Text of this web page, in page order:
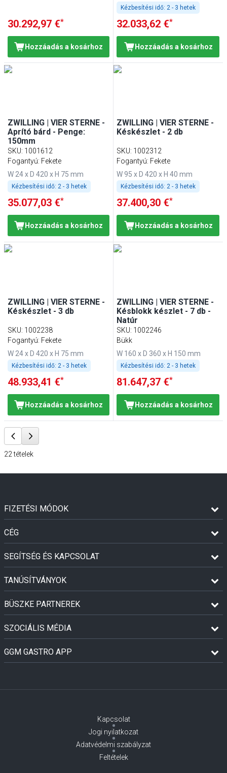
30.292,97 €*
Hozzáadás a kosárhoz
Kézbesítési idő: 2 - 3 hetek
32.033,62 €*
Hozzáadás a kosárhoz
ZWILLING | VIER STERNE -
Aprító bárd - Penge:
150mm
SKU: 1001612
Fogantyú: Fekete
W 24 x D 420 x H 75 mm
Kézbesítési idő: 2 - 3 hetek
35.077,03 €*
Hozzáadás a kosárhoz
ZWILLING | VIER STERNE -
Késkészlet - 2 db
SKU: 1002312
Fogantyú: Fekete
W 95 x D 420 x H 40 mm
Kézbesítési idő: 2 - 3 hetek
37.400,30 €*
Hozzáadás a kosárhoz
ZWILLING | VIER STERNE -
Késkészlet - 3 db
SKU: 1002238
Fogantyú: Fekete
W 24 x D 420 x H 75 mm
Kézbesítési idő: 2 - 3 hetek
48.933,41 €*
Hozzáadás a kosárhoz
ZWILLING | VIER STERNE -
Késblokk készlet - 7 db -
Natúr
SKU: 1002246
Bükk
W 160 x D 360 x H 150 mm
Kézbesítési idő: 2 - 3 hetek
81.647,37 €*
Hozzáadás a kosárhoz
22 tételek
FIZETÉSI MÓDOK
CÉG
SEGÍTSÉG ÉS KAPCSOLAT
TANÚSÍTVÁNYOK
BÜSZKE PARTNEREK
SZOCIÁLIS MÉDIA
GGM GASTRO APP
Kapcsolat
Jogi nyilatkozat
Adatvédelmi szabályzat
Feltételek